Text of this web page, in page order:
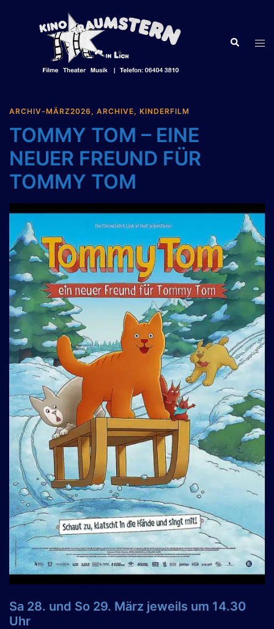
Suche
ARCHIV-MÄRZ2026 , ARCHIVE, KINDERFILM
TOMMY TOM – EINE
NEUER FREUND FÜR
TOMMY TOM
Sa 28. und So 29. März jeweils um 14.30
Uhr